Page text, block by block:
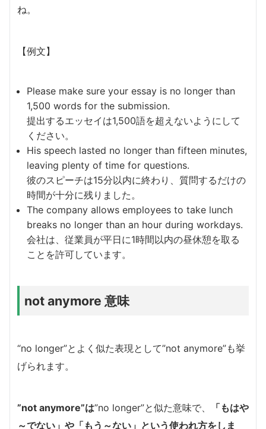
ね。
【例文】
Please make sure your essay is no longer than
1,500 words for the submission.
提出するエッセイは1,500語を超えないようにして
ください。
His speech lasted no longer than fifteen minutes,
leaving plenty of time for questions.
彼のスピーチは15分以内に終わり、質問するだけの
時間が十分に残りました。
The company allows employees to take lunch
breaks no longer than an hour during workdays.
会社は、従業員が平日に1時間以内の昼休憩を取る
ことを許可しています。
not anymore 意味
“no longer”とよく似た表現として”not anymore”も挙
げられます。
”not anymore”は”no longer”と似た意味で、
「もはや
～でない」や「もう～ない」という使われ方をしま